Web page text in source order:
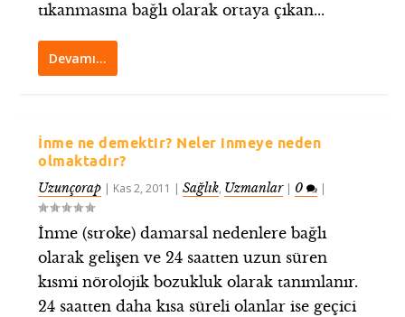
tıkanmasına bağlı olarak ortaya çıkan...
Devamı…
İnme ne demektir? Neler inmeye neden
olmaktadır?
Uzunçorap | Kas 2, 2011 |Sağlık, Uzmanlar| 0 |
İnme (stroke) damarsal nedenlere bağlı
olarak gelişen ve 24 saatten uzun süren
kısmi nörolojik bozukluk olarak tanımlanır.
24 saatten daha kısa süreli olanlar ise geçici